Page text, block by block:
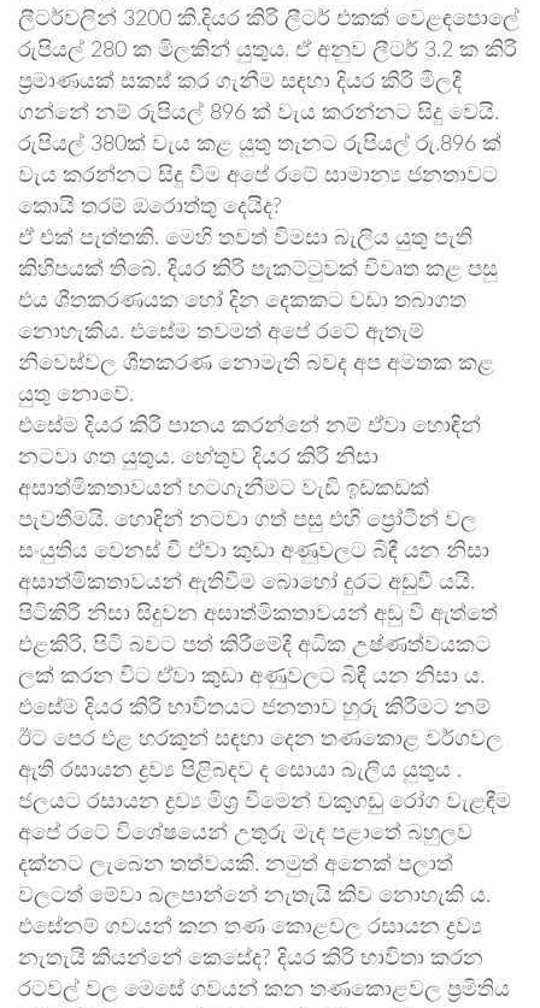
ලීටර්වලින් 3200 කි.දියර කිරි ලීටර් එකක් වෙළඳපොලේ
රුපියල් 280 ක මිලකින් යුතුය. ඒ අනුව ලීටර් 3.2 ක කිරි
ප්‍රමාණයක් සකස් කර ගැනීම සඳහා දියර කිරි මිලදී
ගන්නේ නම් රුපියල් 896 ක් වැය කරන්නට සිදු වෙයි.
රුපියල් 380ක් වැය කළ යුතු තැනට රුපියල් රු.896 ක්
වැය කරන්නට සිදු වීම අපේ රටේ සාමාන්‍ය ජනතාවට
කොයි තරම් ඔරොත්තු දෙයිද?
ඒ එක් පැත්තකි. මෙහි තවත් විමසා බැලිය යුතු පැති
කිහිපයක් තිබේ. දියර කිරි පැකට්ටුවක් විවෘත කළ පසු
එය ශීතකරණයක හෝ දින දෙකකට වඩා තබාගත
නොහැකිය. එසේම තවමත් අපේ රටේ ඇතැම්
නිවෙස්වල ශීතකරණ නොමැති බවද අප අමතක කළ
යුතු නොවේ.
එසේම දියර කිරි පානය කරන්නේ නම් ඒවා හොඳින්
නටවා ගත යුතුය. හේතුව දියර කිරි නිසා
අසාත්මිකතාවයන් හටගැනීමට වැඩි ඉඩකඩක්
පැවතීමයි. හොඳින් නටවා ගත් පසු එහි ප්‍රෝටීන් වල
සංයුතිය වෙනස් වී ඒවා කුඩා අණුවලට බිඳී යන නිසා
අසාත්මිකතාවයන් ඇතිවීම බොහෝ දුරට අඩුවී යයි.
පිටිකිරි නිසා සිදුවන අසාත්මිකතාවයන් අඩු වී ඇත්තේ
එළකිරි, පිටි බවට පත් කිරීමේදී අධික උෂ්ණත්වයකට
ලක් කරන විට ඒවා කුඩා අණුවලට බිඳී යන නිසා ය.
එසේම දියර කිරි භාවිතයට ජනතාව හුරු කිරීමට නම්
ඊට පෙර එළ හරකුන් සඳහා දෙන තණකොළ වර්ගවල
ඇති රසායන ද්‍රව්‍ය පිළිබඳව ද සොයා බැලිය යුතුය .
ජලයට රසායන ද්‍රව්‍ය මිශ්‍ර වීමෙන් වකුගඩු රෝග වැළඳීම
අපේ රටේ විශේෂයෙන් උතුරු මැද පළාතේ බහුලව
දක්නට ලැබෙන තත්වයකි. නමුත් අනෙක් පලාත්
වලටත් මේවා බලපාන්නේ නැතැයි කිව නොහැකි ය.
එසේනම් ගවයන් කන තණ කොළවල රසායන ද්‍රව්‍ය
නැතැයි කියන්නේ කෙසේද? දියර කිරි භාවිතා කරන
රටවල් වල මෙසේ ගවයන් කන තණකොළවල ප්‍රමිතිය